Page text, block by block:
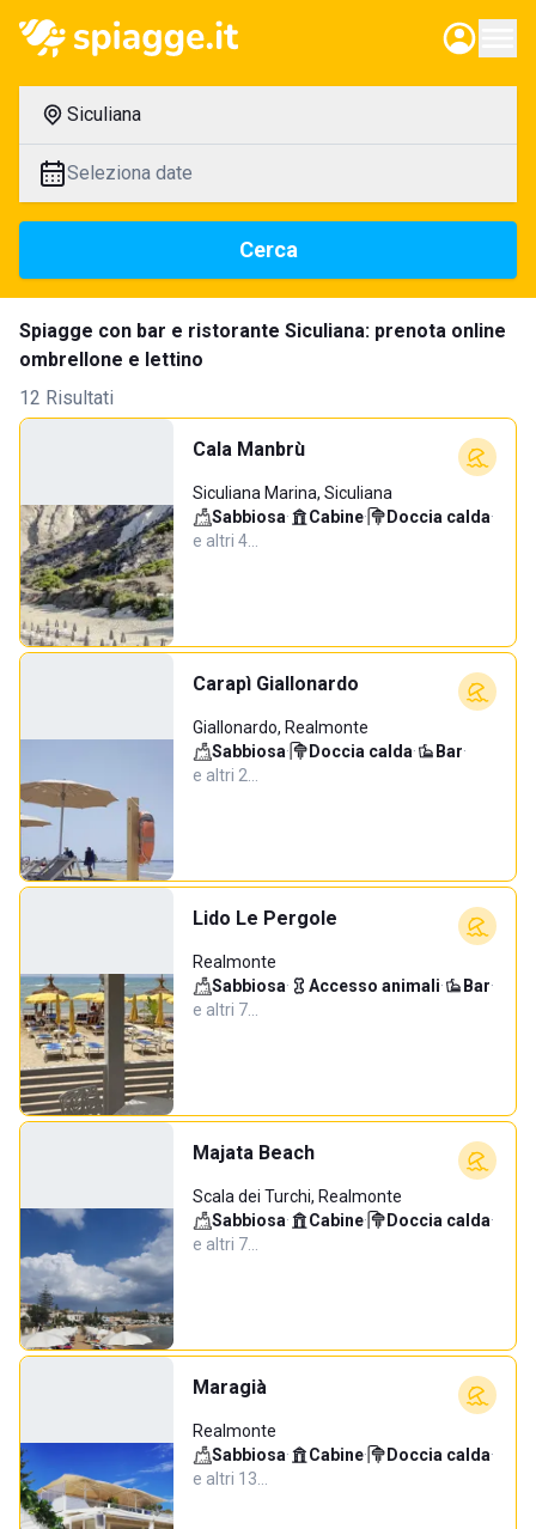
Siculiana
Seleziona date
Cerca
Spiagge con bar e ristorante Siculiana: prenota online
ombrellone e lettino
12 Risultati
Cala Manbrù
Siculiana Marina, Siculiana
Sabbiosa· Cabine· Doccia calda·
e altri 4…
Carapì Giallonardo
Giallonardo, Realmonte
Sabbiosa· Doccia calda· Bar·
e altri 2…
Lido Le Pergole
Realmonte
Sabbiosa· Accesso animali· Bar·
e altri 7…
Majata Beach
Scala dei Turchi, Realmonte
Sabbiosa· Cabine· Doccia calda·
e altri 7…
Maragià
Realmonte
Sabbiosa· Cabine· Doccia calda·
e altri 13…